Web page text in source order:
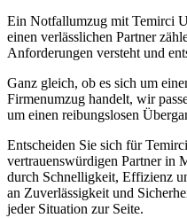
Ein Notfallumzug mit Temirci
einen verlässlichen Partner
Anforderungen versteht und
Ganz gleich, ob es sich um
Firmenumzug handelt, wir
um einen reibungslosen
Entscheiden Sie sich für
vertrauenswürdigen Partner in
durch Schnelligkeit, Effizienz
an Zuverlässigkeit und
jeder Situation zur Seite.